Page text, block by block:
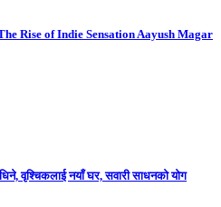
Rise of Indie Sensation Aayush Magar
वृश्चिकलाई नयाँ घर, सवारी साधनकाे याेग